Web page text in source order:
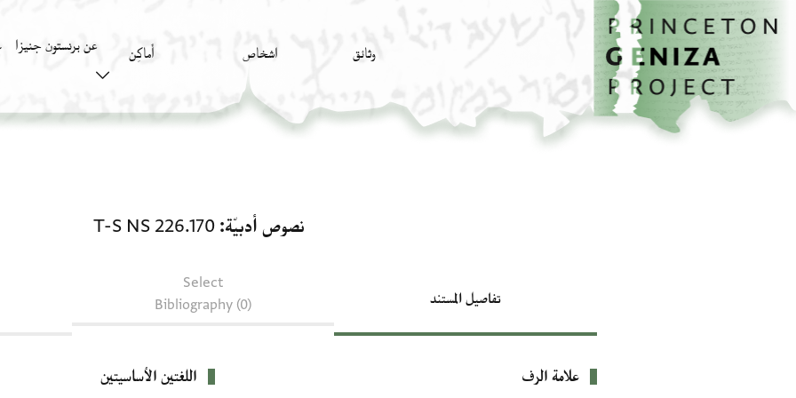
تخطي إلى المحتوى الرئيسي
الصفحة الرئيسية
وثائق اشخاص أَماكِن عن برنستون جنيزا
نصوص أدبيّة T-S NS 226.170
تفاصيل المستند
Select
Bibliography (0)
بيانات التعريف
علامة الرف اللغتين الأساسيتين